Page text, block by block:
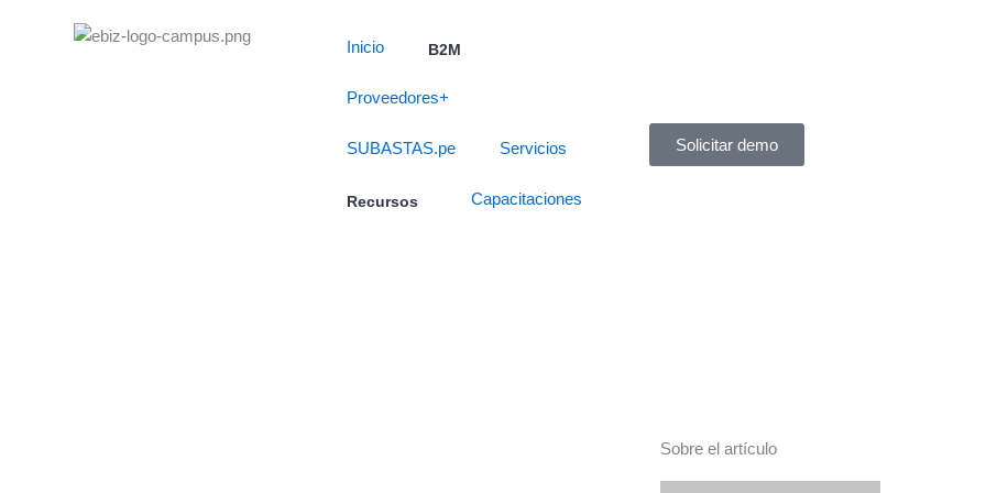
Inicio B2M
Proveedores+
SUBASTAS.pe Servicios
Recursos Capacitaciones
Solicitar demo
Sobre el artículo